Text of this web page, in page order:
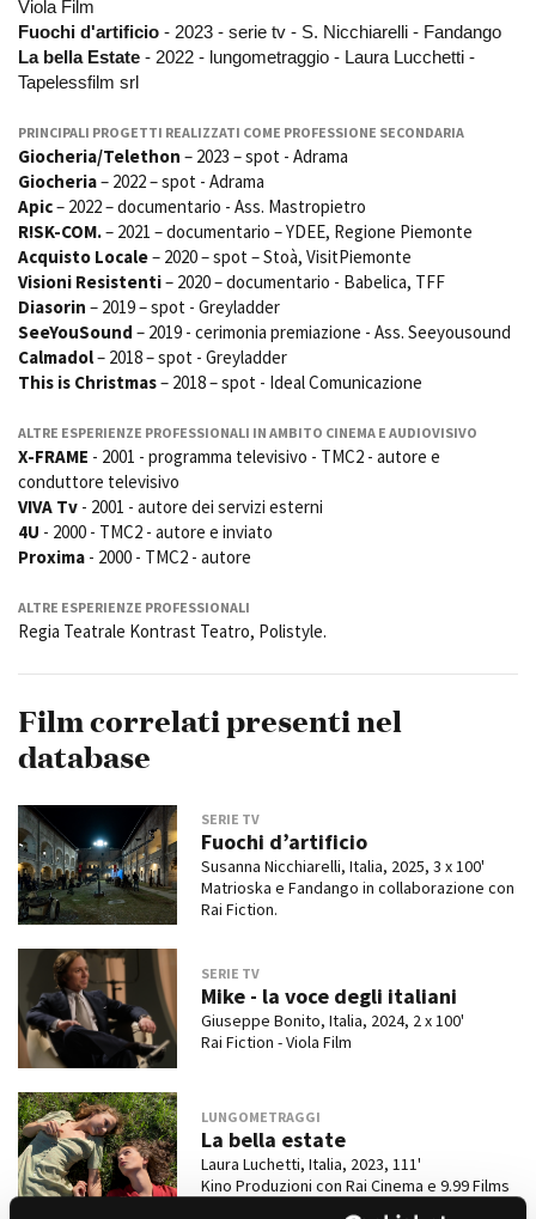
FILM FUNDS
Piemonte Film Tv Fund
Piemonte Film Tv
Piemonte Doc Film Fund
Short Film Fund
PRODUCTION GUIDE
Società di produzione
Strutture di servizio
Professionisti
Attrici-Attori
Beginners
LOCATION GUIDE
FILM DATABASE
BOOK DATABASE
Mostra Internazionale d’Arte
Cinematografica Venezia
Festa del Cinema di Roma
David di Donatello
Nastri d’Argento
Premio Solinas
Location - Accedi al tuo
Location - Nuovo utente
Newsletter
Lavora con noi
Lavoro
Amministrazione trasparente
Contatti
Privacy
Cookie policy
Whistleblowing
Viola Film
Fuochi d'artificio - 2023 - serie tv - S. Nicchiarelli - Fandango
La bella Estate - 2022 - lungometraggio - Laura Lucchetti -
Tapelessfilm srl
PRINCIPALI PROGETTI REALIZZATI COME PROFESSIONE SECONDARIA
Giocheria/Telethon – 2023 – spot - Adrama
Giocheria– 2022 – spot - Adrama
Apic– 2022 – documentario - Ass. Mastropietro
R!SK-COM.– 2021 – documentario – YDEE, Regione Piemonte
Acquisto Locale– 2020 – spot – Stoà, VisitPiemonte
Visioni Resistenti– 2020 – documentario - Babelica, TFF
Diasorin – 2019 – spot - Greyladder
SeeYouSound – 2019 - cerimonia premiazione - Ass. Seeyousound
Calmadol– 2018 – spot - Greyladder
This is Christmas– 2018 – spot - Ideal Comunicazione
ALTRE ESPERIENZE PROFESSIONALI IN AMBITO CINEMA E AUDIOVISIVO
X-FRAME - 2001 - programma televisivo - TMC2 - autore e
conduttore televisivo
VIVA Tv - 2001 - autore dei servizi esterni
4U - 2000 - TMC2 - autore e inviato
Proxima - 2000 - TMC2 - autore
ALTRE ESPERIENZE PROFESSIONALI
Regia Teatrale Kontrast Teatro, Polistyle.
Film correlati presenti nel
database
SERIE TV
Fuochi d’artificio
Susanna Nicchiarelli, Italia, 2025, 3 x 100'
Matrioska e Fandango in collaborazione con
Rai Fiction.
SERIE TV
Mike - la voce degli italiani
Giuseppe Bonito, Italia, 2024, 2 x 100'
Rai Fiction - Viola Film
LUNGOMETRAGGI
La bella estate
Laura Luchetti, Italia, 2023, 111'
Kino Produzioni con Rai Cinema e 9.99 Films